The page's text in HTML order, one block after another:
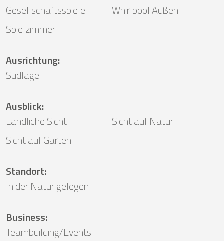
Gesellschaftsspiele
Whirlpool Außen
Spielzimmer
Ausrichtung:
Südlage
Ausblick:
Ländliche Sicht
Sicht auf Natur
Sicht auf Garten
Standort:
In der Natur gelegen
Business:
Teambuilding/Events